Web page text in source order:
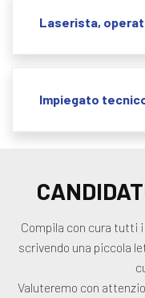
Laserista,
Impiegato
Compila con cura tutti
scrivendo una piccola
Valuteremo con